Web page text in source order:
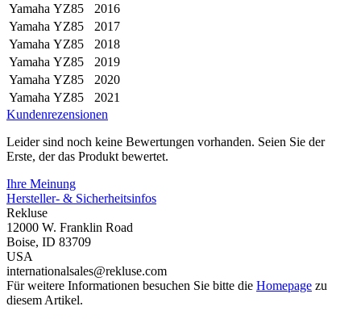
Yamaha YZ85
2016
Yamaha YZ85
2017
Yamaha YZ85
2018
Yamaha YZ85
2019
Yamaha YZ85
2020
Yamaha YZ85
2021
Kundenrezensionen
Leider sind noch keine Bewertungen vorhanden. Seien Sie der
Erste, der das Produkt bewertet.
Ihre Meinung
Hersteller- & Sicherheitsinfos
Rekluse
12000 W. Franklin Road
Boise, ID 83709
USA
internationalsales@rekluse.com
Für weitere Informationen besuchen Sie bitte die Homepage zu
diesem Artikel.